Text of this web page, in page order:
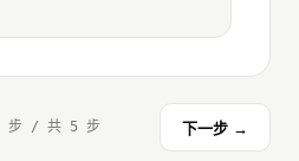
步 / 共 5 步 下一步 →